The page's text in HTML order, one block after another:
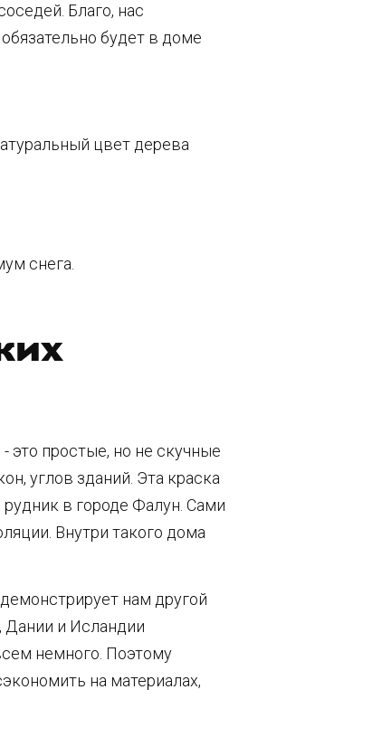
Благо, нас
будет в доме
цвет дерева
снега.
простые, но не скучные
углов зданий. Эта краска
в городе Фалун. Сами
Внутри такого дома
нам другой
Дании и Исландии
немного. Поэтому
на материалах,